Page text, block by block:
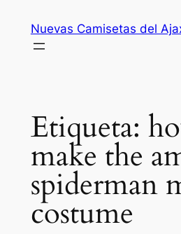
contenido
Nuevas Camisetas del
Etiqueta:
make the
spiderman
costume